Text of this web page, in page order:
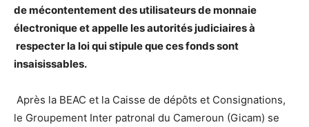
de mécontentement des utilisateurs de monnaie
électronique et appelle les autorités judiciaires à
respecter la loi qui stipule que ces fonds sont
insaisissables.
Après la BEAC et la Caisse de dépôts et Consignations,
le Groupement Inter patronal du Cameroun (Gicam) se